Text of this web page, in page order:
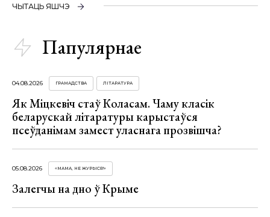
ЧЫТАЦЬ ЯШЧЭ
Папулярнае
04.08.2026 ГРАМАДСТВА ЛІТАРАТУРА
Як Міцкевіч стаў Коласам. Чаму класік
беларускай літаратуры карыстаўся
псеўданімам замест уласнага прозвішча?
05.08.2026 «МАМА, НЕ ЖУРЫСЯ!»
Залегчы на дно ў Крыме